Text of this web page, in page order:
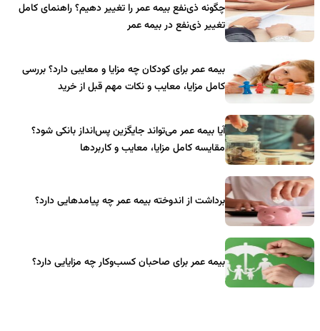
چگونه ذی‌نفع بیمه عمر را تغییر دهیم؟ راهنمای کامل
تغییر ذی‌نفع در بیمه عمر
بیمه عمر برای کودکان چه مزایا و معایبی دارد؟ بررسی
کامل مزایا، معایب و نکات مهم قبل از خرید
آیا بیمه عمر می‌تواند جایگزین پس‌انداز بانکی شود؟
مقایسه کامل مزایا، معایب و کاربردها
برداشت از اندوخته بیمه عمر چه پیامدهایی دارد؟
بیمه عمر برای صاحبان کسب‌وکار چه مزایایی دارد؟